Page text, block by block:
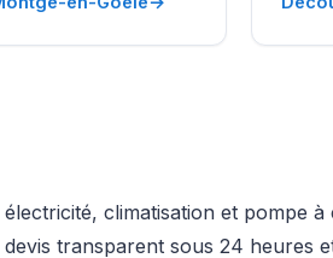
climatisation et pompe à
transparent sous 24 heures